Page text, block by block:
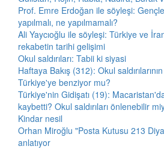
Prof. Emre Erdoğan ile söyleşi:
yapılmalı, ne yapılmamalı?
Ali Yaycıoğlu ile söyleşi: Türkiye ve
rekabetin tarihi gelişimi
Okul saldırıları: Tabii ki siyasi
Haftaya Bakış (312): Okul
Türkiye'ye benziyor mu?
Türkiye'nin Gidişatı (19):
kaybetti? Okul saldırıları önlenebilir
Kindar nesil
Orhan Miroğlu "Posta Kutusu 213
anlatıyor